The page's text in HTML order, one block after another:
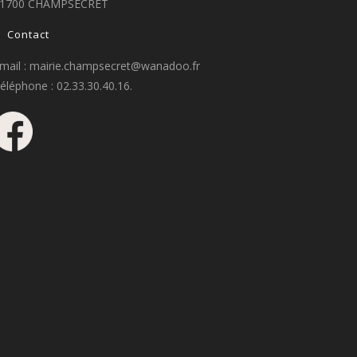
CHAMPSECRET
Contact
: mairie.champsecret@wanadoo.fr
: 02.33.30.40.16.